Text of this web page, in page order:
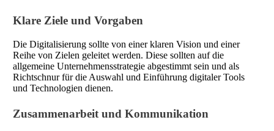
Klare Ziele und Vorgaben
Die Digitalisierung sollte von einer klaren Vision und einer
Reihe von Zielen geleitet werden. Diese sollten auf die
allgemeine Unternehmensstrategie abgestimmt sein und als
Richtschnur für die Auswahl und Einführung digitaler Tools
und Technologien dienen.
Zusammenarbeit und Kommunikation